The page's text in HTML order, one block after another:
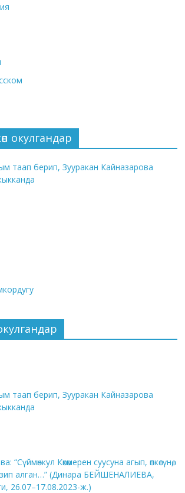
окулгандар
таап берип, Зууракан Кайназарова
таап берип, Зууракан Кайназарова
Көкөмерен суусуна агып, өпкөсүнө,
алган…” (Динара БЕЙШЕНАЛИЕВА,
26.07–17.08.2023-ж.)